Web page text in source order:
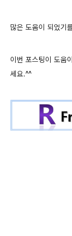
많은 도움이 되었기
이번 포스팅이 도움
세요.^^